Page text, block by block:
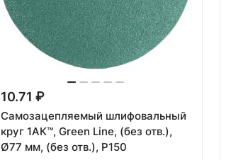
10.71 ₽
Самозацепляемый шлифовальный
круг 1АК™, Green Line, (без отв.),
Ø77 мм, (без отв.), P150